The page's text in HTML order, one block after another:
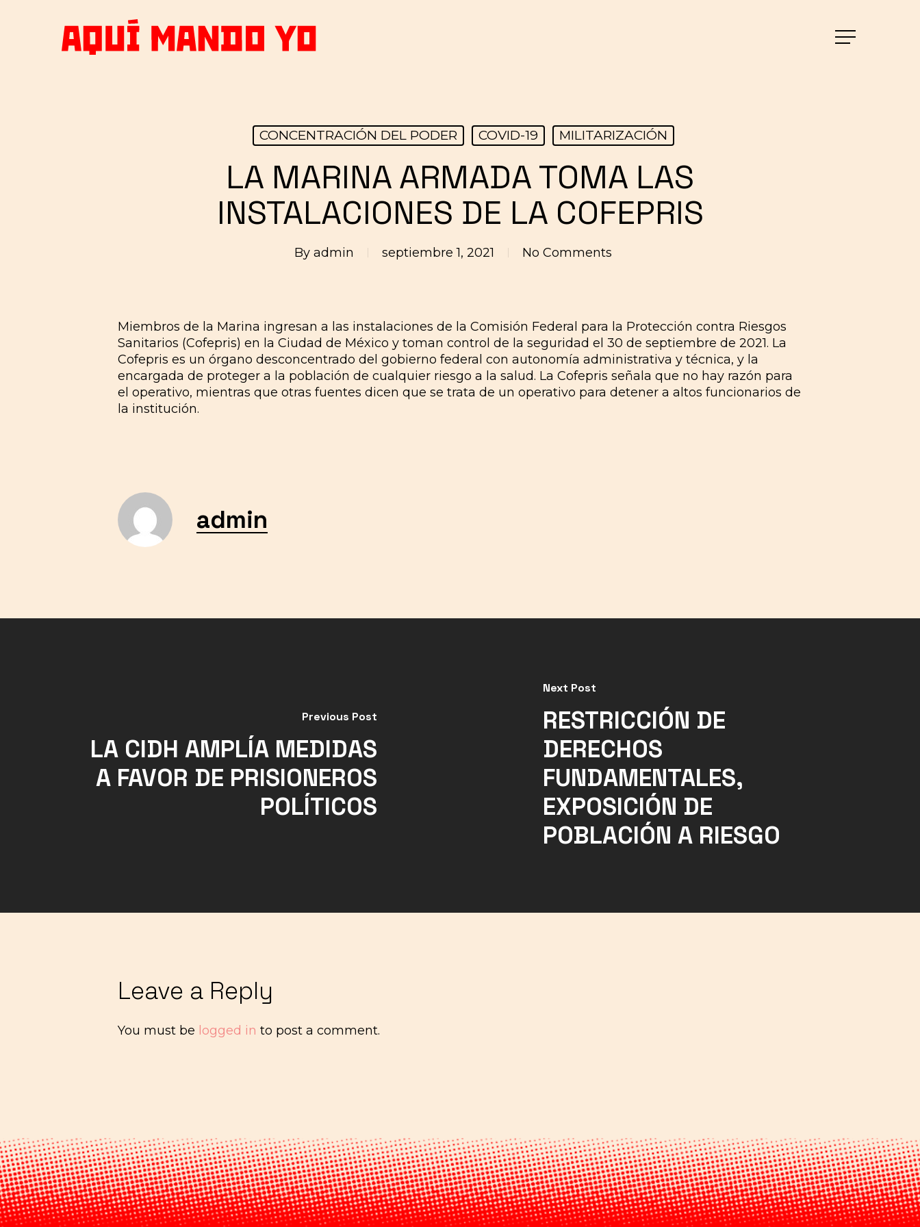
Menu
CONCENTRACIÓN DEL PODER COVID-19 MILITARIZACIÓN
LA MARINA ARMADA TOMA LAS
INSTALACIONES DE LA COFEPRIS
By admin septiembre 1, 2021 No Comments
Miembros de la Marina ingresan a las instalaciones de la Comisión Federal para la Protección contra Riesgos
Sanitarios (Cofepris) en la Ciudad de México y toman control de la seguridad el 30 de septiembre de 2021. La
Cofepris es un órgano desconcentrado del gobierno federal con autonomía administrativa y técnica, y la
encargada de proteger a la población de cualquier riesgo a la salud. La Cofepris señala que no hay razón para
el operativo, mientras que otras fuentes dicen que se trata de un operativo para detener a altos funcionarios de
la institución.
admin
Previous Post
LA CIDH AMPLÍA MEDIDAS
A FAVOR DE PRISIONEROS
POLÍTICOS
Next Post
RESTRICCIÓN DE
DERECHOS
FUNDAMENTALES,
EXPOSICIÓN DE
POBLACIÓN A RIESGO
Leave a Reply
You must be logged in to post a comment.